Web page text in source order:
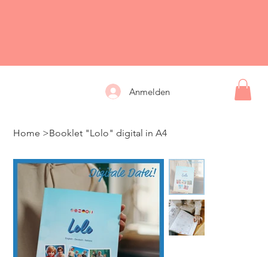
Home >Booklet "Lolo" digital in A4
Anmelden